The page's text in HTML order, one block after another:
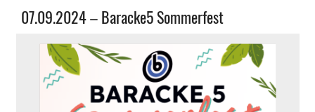
Allgemein
07.09.2024 – Baracke5 Sommerfest